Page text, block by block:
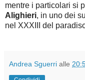
mentre i particolari si
Alighieri, in uno dei
nel XXXIII del
Andrea Sguerri alle